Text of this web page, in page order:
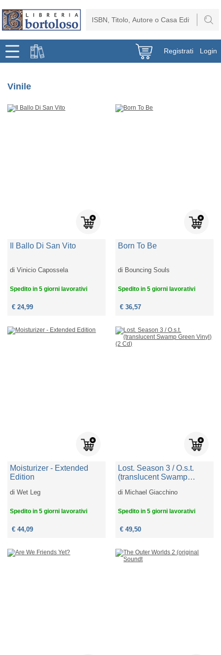
Registrati Login
Vinile
Il Ballo Di San Vito
diVinicio Capossela
Spedito in 5 giorni lavorativi
€ 24,99
Born To Be
di Bouncing Souls
Spedito in 5 giorni lavorativi
€ 36,57
Moisturizer - Extended
Edition
diWet Leg
Spedito in 5 giorni lavorativi
€ 44,09
Lost. Season 3 / O.s.t.
(translucent Swamp
di Michael Giacchino
Spedito in 5 giorni lavorativi
€ 49,50